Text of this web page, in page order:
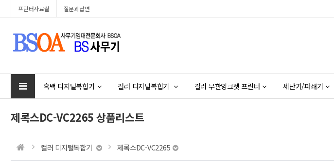
프린터자료실 질문과답변
흑백 디지털복합기 컬러 디지털복합기 컬러 무한잉크젯 프린터 세단기/파쇄기
제록스DC-VC2265 상품리스트
컬러 디지털복합기 제록스DC-VC2265